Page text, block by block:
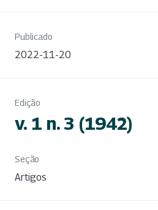
Publicado
2022-11-20
Edição
v. 1 n. 3 (1942)
Seção
Artigos